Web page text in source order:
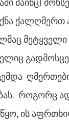
ქალღმერთ
როგორც
ის